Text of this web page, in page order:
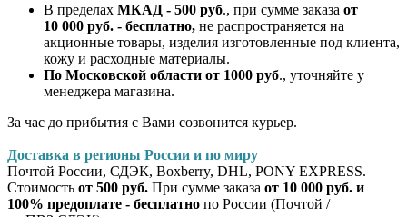
В пределах МКАД - 500 руб., при сумме заказа от
10 000 руб. - бесплатно, не распространяется на
акционные товары, изделия изготовленные под клиента,
кожу и расходные материалы.
По Московской области от 1000 руб., уточняйте у
менеджера магазина.
За час до прибытия с Вами созвонится курьер.
Доставка в регионы России и по миру
Почтой России, СДЭК, Boxberry, DHL, PONY EXPRESS.
Стоимость от 500 руб. При сумме заказа от 10 000 руб. и
100% предоплате - бесплатно по России (Почтой /